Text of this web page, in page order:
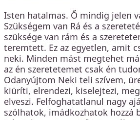
Isten hatalmas. Ő mindig jelen
Szükségem van Rá és a
szüksége van rám és a
teremtett. Ez az egyetlen, amit
neki. Minden mást megtehet
az én szeretetemet csak én
Odanyújtom Neki teli szívem,
kiüríti, elrendezi, kiselejtezi,
elveszi. Felfoghatatlanul nagy
szólhatok, imádkozhatok hozzá